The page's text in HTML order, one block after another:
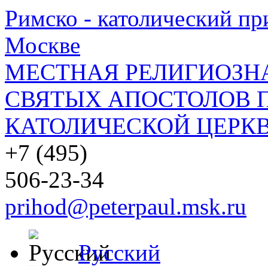
Римско - католический
Москве
МЕСТНАЯ
СВЯТЫХ АПОСТОЛОВ
КАТОЛИЧЕСКОЙ
+7 (495)
506-23-34
prihod@peterpaul.msk.ru
Русский